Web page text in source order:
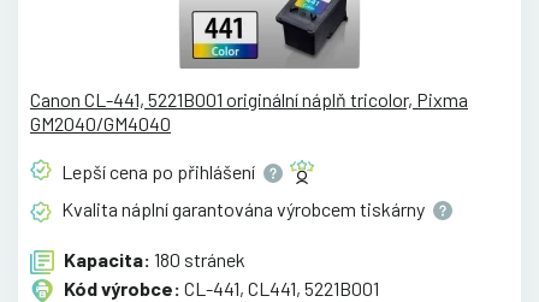
Canon CL-441, 5221B001 originální náplň tricolor, Pixma
GM2040/GM4040
Lepší cena po přihlášení
Kvalita náplní garantována výrobcem tiskárny
Kapacita: 180 stránek
Kód výrobce: CL-441, CL441, 5221B001